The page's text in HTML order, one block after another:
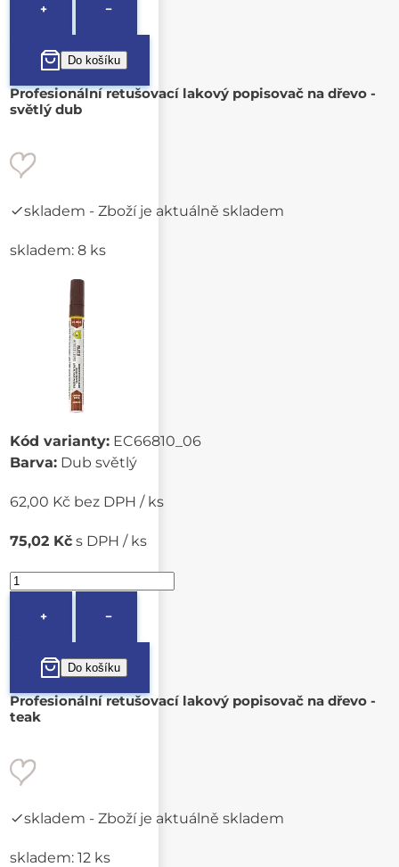
+ −
Profesionální retušovací lakový popisovač na dřevo -
světlý dub
skladem - Zboží je aktuálně skladem
skladem: 8 ks
Kód varianty: EC66810_06
Barva: Dub světlý
62,00 Kč bez DPH / ks
75,02 Kč s DPH / ks
+ −
Profesionální retušovací lakový popisovač na dřevo -
teak
skladem - Zboží je aktuálně skladem
skladem: 12 ks